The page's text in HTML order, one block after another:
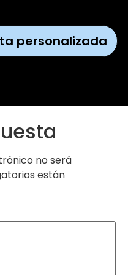
personalizada
no será
están